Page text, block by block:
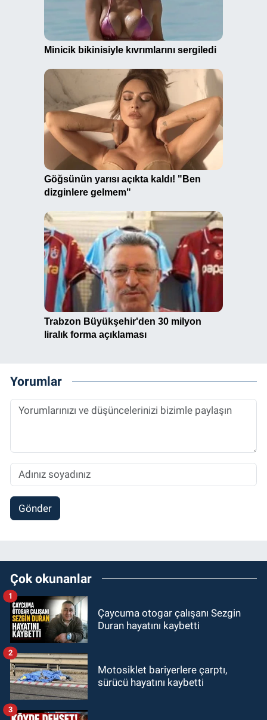
Yorumlar
Gönder
Çok okunanlar
Çaycuma otogar çalışanı Sezgin
Duran hayatını kaybetti
1
Motosiklet bariyerlere çarptı,
sürücü hayatını kaybetti
2
3